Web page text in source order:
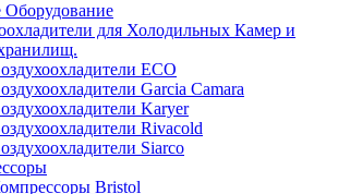
Оборудование
для Холодильных Камер и
ECO
Garcia Camara
Karyer
Rivacold
Siarco
Bristol